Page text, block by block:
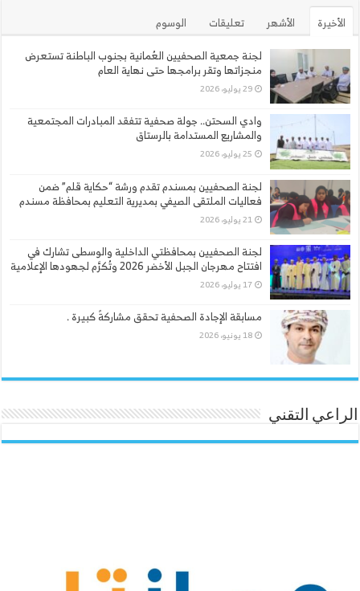
الأخيرة الأشهر تعليقات
الوسوم
لجنة جمعية الصحفيين العُمانية بجنوب الباطنة تستعرض
منجزاتها وتقر برامجها حتى نهاية العام
29 يوليو، 2026
وادي السحتن.. جولة صحفية تتفقد المبادرات المجتمعية
والمشاريع المستدامة بالرستاق
25 يوليو، 2026
لجنة الصحفيين بمسندم تقدم ورشة “حكاية قلم” ضمن
فعاليات الملتقى الصيفي بمديرية التعليم بمحافظة مسندم
21 يوليو، 2026
لجنة الصحفيين بمحافظتي الداخلية والوسطى تشارك في
افتتاح مهرجان الجبل الأخضر 2026 وتُكرَّم لجهودها الإعلامية
17 يوليو، 2026
مسابقة الإجادة الصحفية تحقق مشاركةً كبيرة .
18 يونيو، 2026
الراعي التقني